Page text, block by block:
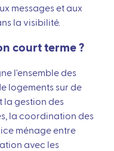
messages et aux
la visibilité.
court terme ?
l'ensemble des
logements sur de
la gestion des
la coordination des
ménage entre
avec les